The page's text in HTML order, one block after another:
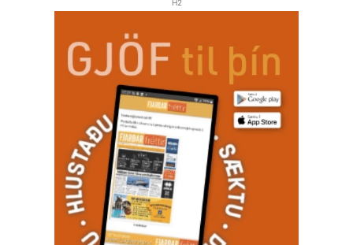
H2